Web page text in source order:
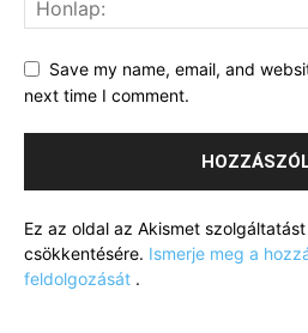
Save my name, email, and
next time I comment.
Ez az oldal az Akismet
csökkentésére. Ismerje meg a
feldolgozását .